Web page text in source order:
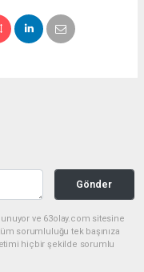
Gönder
ve 63olay.com sitesine
sorumluluğu tek başınıza
hiçbir şekilde sorumlu